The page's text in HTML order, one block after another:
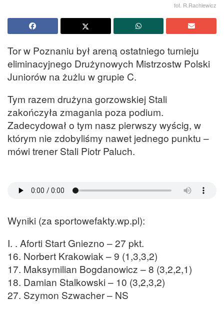
fot. R.Rachlewicz
Tor w Poznaniu był areną ostatniego turnieju
eliminacyjnego Drużynowych Mistrzostw Polski
Juniorów na żużlu w grupie C.
Tym razem drużyna gorzowskiej Stali
zakończyła zmagania poza podium.
Zadecydował o tym nasz pierwszy wyścig, w
którym nie zdobyliśmy nawet jednego punktu –
mówi trener Stali Piotr Paluch.
Wyniki (za sportowefakty.wp.pl):
I. . Aforti Start Gniezno – 27 pkt.
16. Norbert Krakowiak – 9 (1,3,3,2)
17. Maksymilian Bogdanowicz – 8 (3,2,2,1)
18. Damian Stalkowski – 10 (3,2,3,2)
27. Szymon Szwacher – NS